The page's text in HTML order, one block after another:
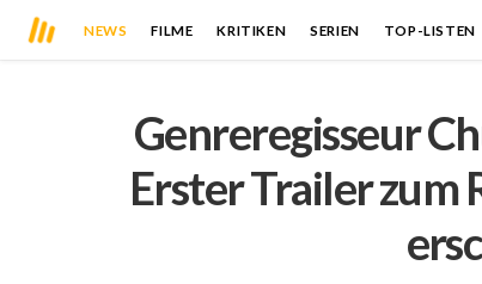
NEWS FILME KRITIKEN SERIEN TOP-LISTEN
Genreregisseur
Erster Trailer